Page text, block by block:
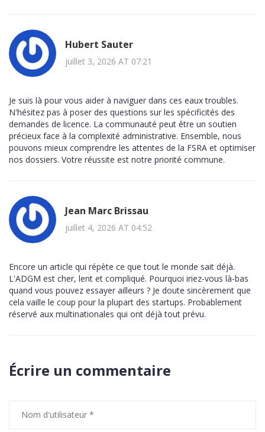
Hubert Sauter
juillet 3, 2026 AT 07:21
Je suis là pour vous aider à naviguer dans ces eaux troubles.
N'hésitez pas à poser des questions sur les spécificités des
demandes de licence. La communauté peut être un soutien
précieux face à la complexité administrative. Ensemble, nous
pouvons mieux comprendre les attentes de la FSRA et optimiser
nos dossiers. Votre réussite est notre priorité commune.
Jean Marc Brissau
juillet 4, 2026 AT 04:52
Encore un article qui répète ce que tout le monde sait déjà.
L'ADGM est cher, lent et compliqué. Pourquoi iriez-vous là-bas
quand vous pouvez essayer ailleurs ? Je doute sincèrement que
cela vaille le coup pour la plupart des startups. Probablement
réservé aux multinationales qui ont déjà tout prévu.
Écrire un commentaire